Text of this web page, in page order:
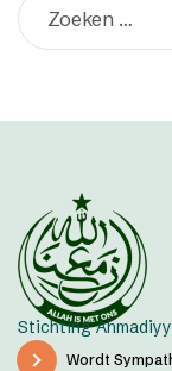
Stichting
Wordt